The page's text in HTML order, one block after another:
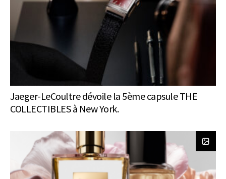
Jaeger-LeCoultre dévoile la 5ème capsule THE
COLLECTIBLES à New York.